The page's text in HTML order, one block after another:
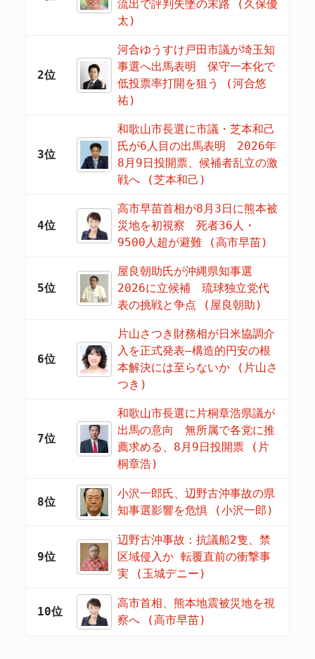
流出で評判失墜の末路 (久保優
太)
2位
河合ゆうすけ戸田市議が埼玉知
事選へ出馬表明 保守一本化で
低投票率打開を狙う (河合悠
祐)
3位
和歌山市長選に市議・芝本和己
氏が6人目の出馬表明 2026年
8月9日投開票、候補者乱立の激
戦へ (芝本和己)
4位
高市早苗首相が8月3日に熊本被
災地を初視察 死者36人・
9500人超が避難 (高市早苗)
5位
屋良朝助氏が沖縄県知事選
2026に立候補 琉球独立党代
表の挑戦と争点 (屋良朝助)
6位
片山さつき財務相が日米協調介
入を正式発表―構造的円安の根
本解決には至らないか (片山さ
つき)
7位
和歌山市長選に片桐章浩県議が
出馬の意向 無所属で各党に推
薦求める、8月9日投開票 (片
桐章浩)
8位
小沢一郎氏、辺野古沖事故の県
知事選影響を危惧 (小沢一郎)
9位
辺野古沖事故：抗議船2隻、禁
区域侵入か 転覆直前の衝撃事
実 (玉城デニー)
10位
高市首相、熊本地震被災地を視
察へ (高市早苗)